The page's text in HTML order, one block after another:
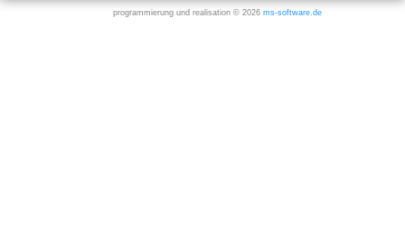
programmierung und realisation © 2026 ms-software.de